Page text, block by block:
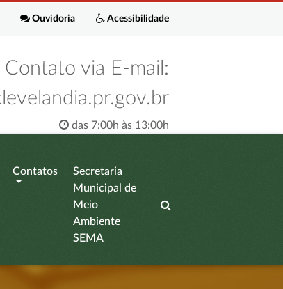
Acessibilidade
Ouvidoria
via E-mail:
das 7:00h às 13:00h
Contatos
Secretaria
Municipal de
Meio
Ambiente
SEMA